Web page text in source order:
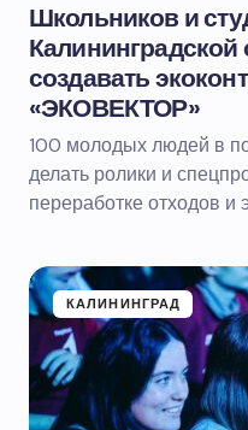
Школьников и
Калининградской
создавать
«ЭКОВЕКТОР»
100 молодых людей в
делать ролики и
переработке отходов
КАЛИНИНГРАД